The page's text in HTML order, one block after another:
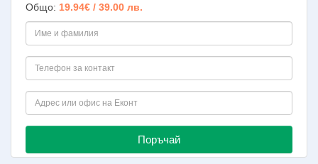
Общо: 19.94€ / 39.00 лв.
Поръчай